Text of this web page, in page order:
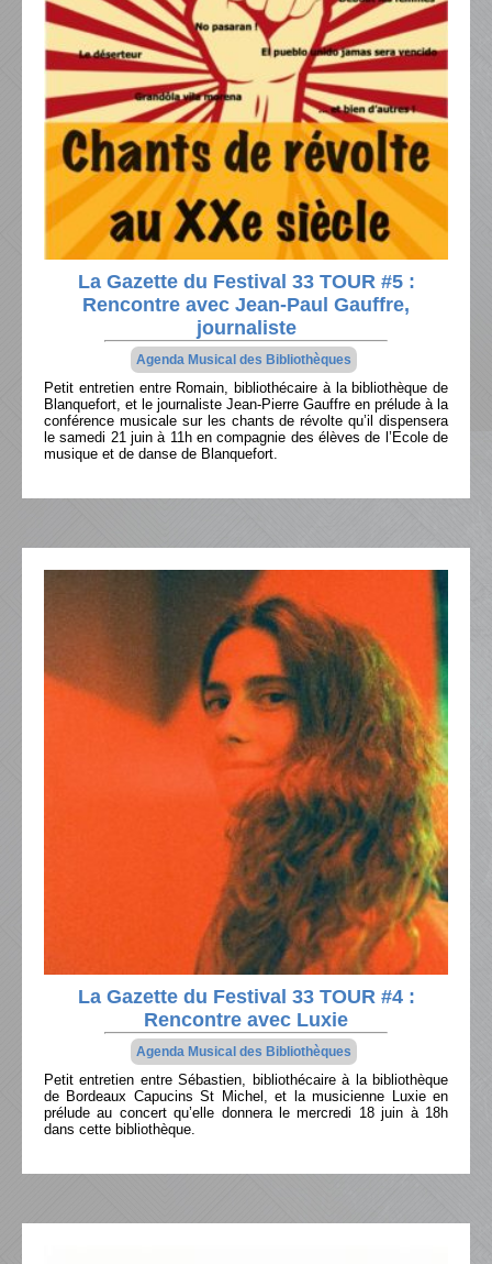
La Gazette du Festival 33 TOUR #5 :
Rencontre avec Jean-Paul Gauffre,
journaliste
Agenda Musical des Bibliothèques
Petit entretien entre Romain, bibliothécaire à la bibliothèque de
Blanquefort, et le journaliste Jean-Pierre Gauffre en prélude à la
conférence musicale sur les chants de révolte qu’il dispensera
le samedi 21 juin à 11h en compagnie des élèves de l’Ecole de
musique et de danse de Blanquefort.
La Gazette du Festival 33 TOUR #4 :
Rencontre avec Luxie
Agenda Musical des Bibliothèques
Petit entretien entre Sébastien, bibliothécaire à la bibliothèque
de Bordeaux Capucins St Michel, et la musicienne Luxie en
prélude au concert qu’elle donnera le mercredi 18 juin à 18h
dans cette bibliothèque.